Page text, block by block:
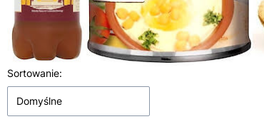
Lista produktów
Sortowanie:
Domyślne